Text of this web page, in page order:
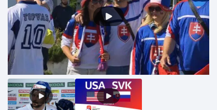
Jezdectví
Judo
Krasobruslení
Lezení
Lyže a snowboard